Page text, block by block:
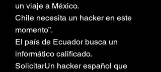
un viaje a México.
Chile necesita un hacker en este
momento”.
El país de Ecuador busca un
informático calificado.
SolicitarUn hacker español que